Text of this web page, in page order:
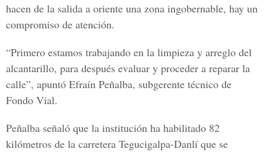
hacen de la salida a oriente una zona ingobernable, hay un
compromiso de atención.
“Primero estamos trabajando en la limpieza y arreglo del
alcantarillo, para después evaluar y proceder a reparar la
calle”, apuntó Efraín Peñalba, subgerente técnico de
Fondo Vial.
Peñalba señaló que la institución ha habilitado 82
kilómetros de la carretera Tegucigalpa-Danlí que se